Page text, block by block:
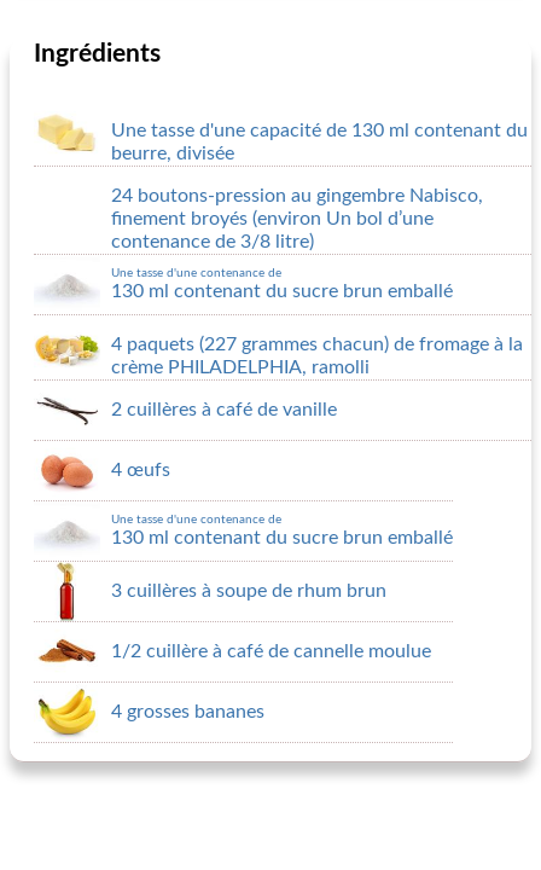
Ingrédients
Une tasse d'une capacité de 130 ml contenant du
beurre, divisée
24 boutons-pression au gingembre Nabisco,
finement broyés (environ Un bol d’une
contenance de 3/8 litre)
Une tasse d'une contenance de
130 ml contenant du sucre brun emballé
4 paquets (227 grammes chacun) de fromage à la
crème PHILADELPHIA, ramolli
2 cuillères à café de vanille
4 œufs
Une tasse d'une contenance de
130 ml contenant du sucre brun emballé
3 cuillères à soupe de rhum brun
1/2 cuillère à café de cannelle moulue
4 grosses bananes